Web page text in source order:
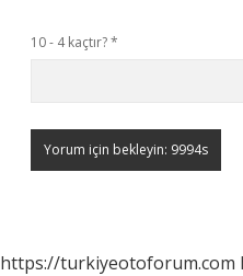
10 - 4 kaçtır?*
https://turkiyeotoforum.com